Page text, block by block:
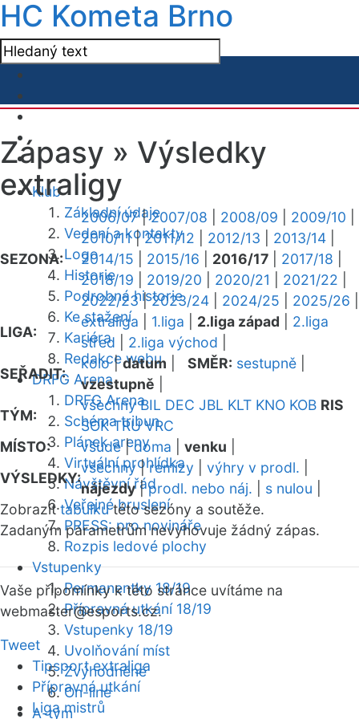
HC Kometa Brno
Klub
Základní údaje
Vedení a kontakty
Logo
Historie
Podrobná historie
Ke stažení
Kariéra
Redakce webu
DRFG Arena
DRFG Arena
Schéma tribun
Plánek areny
Virtuální prohlídka
Návštěvní řád
Veřejné bruslení
PRESS: pro novináře
Rozpis ledové plochy
Vstupenky
Permanentky 18/19
Přípravná utkání 18/19
Vstupenky 18/19
Uvolňování míst
Zvýhodněné
On-line
A-tým
Zápasy » Výsledky
extraligy
SEZONA:
2006/07|2007/08 2008/09 2009/10
2010/11|2011/12 2012/13 2013/14
2014/15
2015/16 2016/17 2017/18
2018/19
2019/20 2020/21 2021/22
2022/23|2023/24 2024/25 2025/26
LIGA:
extraliga 1.liga 2.liga západ
2.liga
střed
2.liga východ
SEŘADIT:
kolo|datum SMĚR: sestupně
vzestupně
TÝM:
všechny BIL DEC JBL KLT KNO KOB RIS
SOK TRU VRC
MÍSTO:
všude|doma venku
VÝSLEDKY:
všechny|remízy výhry v prodl.
nájezdy|prodl. nebo náj. s nulou
Zobrazittabulkutéto sezóny a soutěže.
Zadaným parametrům nevyhovuje žádný zápas.
Vaše připomínky k této stránce uvítáme na
webmaster@esports.cz.
Tweet
Tipsport extraliga
Přípravná utkání
Liga mistrů